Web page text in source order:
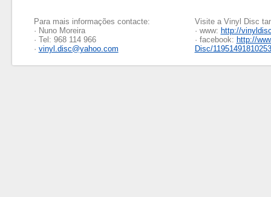
Para mais informações contacte:
· Nuno Moreira
· Tel: 968 114 966
· vinyl.disc@yahoo.com
Visite a Vinyl Disc
· www: http://
· facebook: http://
Disc/